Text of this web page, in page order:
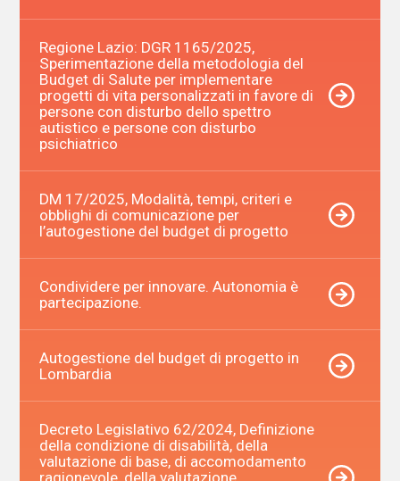
Regione Lazio: DGR 1165/2025,
Sperimentazione della metodologia del
Budget di Salute per implementare
progetti di vita personalizzati in favore di
persone con disturbo dello spettro
autistico e persone con disturbo
psichiatrico
DM 17/2025, Modalità, tempi, criteri e
obblighi di comunicazione per
l’autogestione del budget di progetto
Condividere per innovare. Autonomia è
partecipazione.
Autogestione del budget di progetto in
Lombardia
Decreto Legislativo 62/2024, Definizione
della condizione di disabilità, della
valutazione di base, di accomodamento
ragionevole, della valutazione